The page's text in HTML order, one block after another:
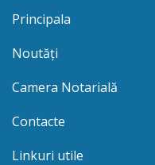
Principala
Noutăți
Camera Notarială
Contacte
Linkuri utile